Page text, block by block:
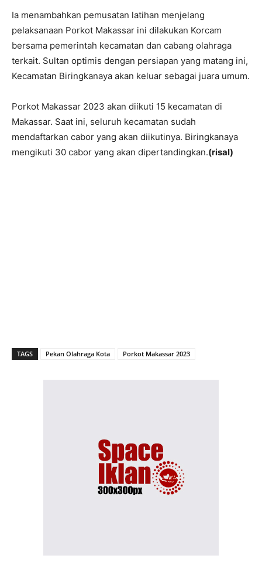
Ia menambahkan pemusatan latihan menjelang
pelaksanaan Porkot Makassar ini dilakukan Korcam
bersama pemerintah kecamatan dan cabang olahraga
terkait. Sultan optimis dengan persiapan yang matang ini,
Kecamatan Biringkanaya akan keluar sebagai juara umum.
Porkot Makassar 2023 akan diikuti 15 kecamatan di
Makassar. Saat ini, seluruh kecamatan sudah
mendaftarkan cabor yang akan diikutinya. Biringkanaya
mengikuti 30 cabor yang akan dipertandingkan.(risal)
TAGS Pekan Olahraga Kota Porkot Makassar 2023